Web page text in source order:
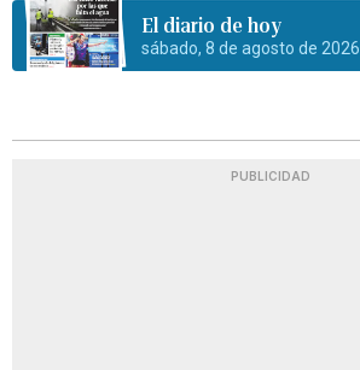
El diario de hoy
sábado, 8 de agosto de 2026
PUBLICIDAD